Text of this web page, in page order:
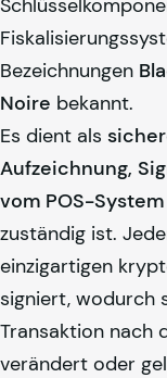
Bezeichnungen
Noire bekannt.
Es dient als
Aufzeichnung,
vom POS-
zuständig ist.
einzigartigen
signiert, wodurch
Transaktion nach
verändert oder